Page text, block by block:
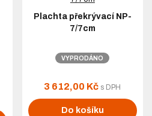
Plachta překrývací NP-
7/7cm
VYPRODÁNO
3 612,00 Kč s DPH
Do košíku